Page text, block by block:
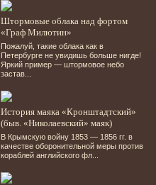
Штормовые облака над фортом
«Граф Милютин»
Пожалуй, такие облака как в
Петербурге не увидишь больше нигде!
Яркий пример — штормовое небо
застав...
История маяка «Кронштадтский»
(быв. «Николаевский» маяк)
В Крымскую войну 1853 — 1856 гг. в
качестве оборонительной меры против
кораблей английского фл...